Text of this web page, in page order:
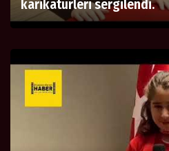
karikatürleri sergilendi.